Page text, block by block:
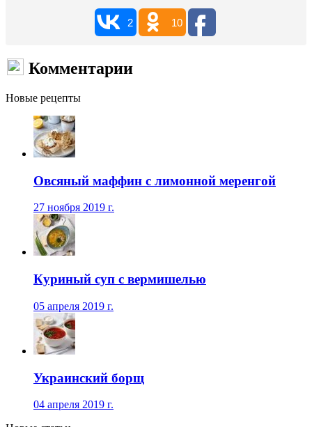
2 10
Комментарии
Новые рецепты
Овсяный маффин с лимонной меренгой
27 ноября 2019 г.
Куриный суп с вермишелью
05 апреля 2019 г.
Украинский борщ
04 апреля 2019 г.